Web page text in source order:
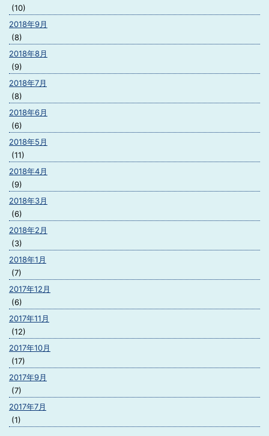
(10)
2018年9月
(8)
2018年8月
(9)
2018年7月
(8)
2018年6月
(6)
2018年5月
(11)
2018年4月
(9)
2018年3月
(6)
2018年2月
(3)
2018年1月
(7)
2017年12月
(6)
2017年11月
(12)
2017年10月
(17)
2017年9月
(7)
2017年7月
(1)